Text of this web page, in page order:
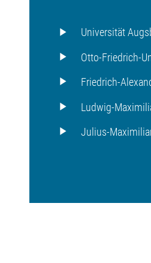
Universität
Otto-Friedrich-
Friedrich-
Ludwig-
Julius-